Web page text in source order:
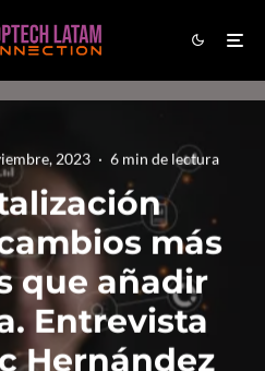
2023 · 6 min de lectura
más
que añadir
Entrevista
Hernández